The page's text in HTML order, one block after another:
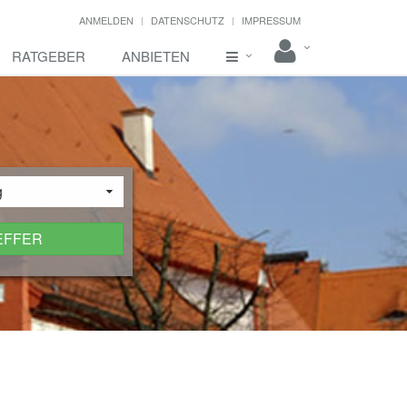
ANMELDEN DATENSCHUTZ IMPRESSUM
RATGEBER ANBIETEN